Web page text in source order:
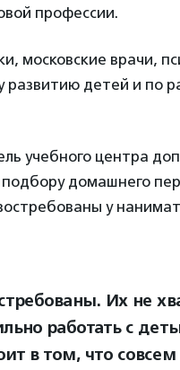
профессии.
московские врачи,
развитию детей и по
учебного центра
домашнего
у
Их не
работать с
в том, что